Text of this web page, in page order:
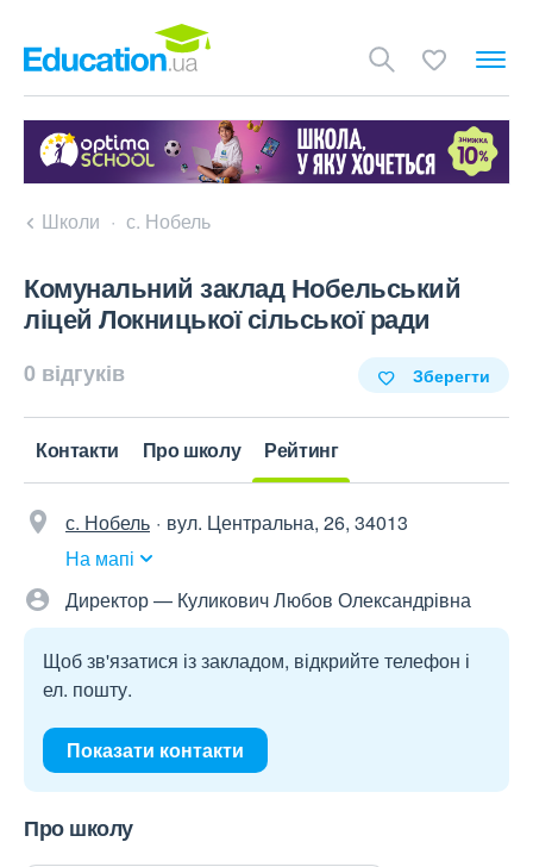
Школи с. Нобель
Комунальний заклад Нобельський
ліцей Локницької сільської ради
0 відгуків Зберегти
Контакти Про школу Рейтинг
с. Нобель
вул. Центральна, 26, 34013
На мапі
Директор — Куликович Любов Олександрівна
Щоб зв'язатися із закладом, відкрийте телефон і
ел. пошту.
Показати контакти
Про школу